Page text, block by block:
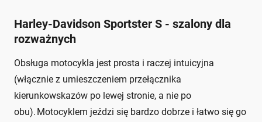
Harley-Davidson Sportster S - szalony dla
rozważnych
Obsługa motocykla jest prosta i raczej intuicyjna
(włącznie z umieszczeniem przełącznika
kierunkowskazów po lewej stronie, a nie po
obu). Motocyklem jeździ się bardzo dobrze i łatwo się go